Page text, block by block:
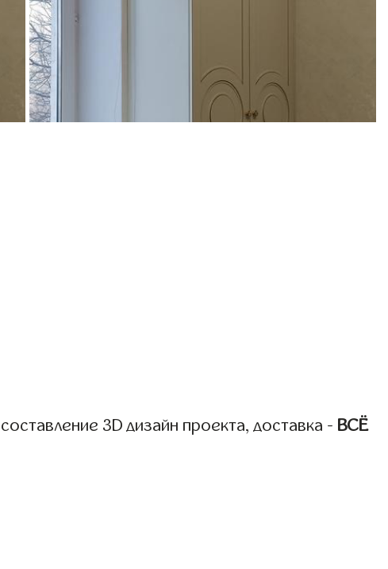
3D дизайн проекта, доставка - ВСЁ